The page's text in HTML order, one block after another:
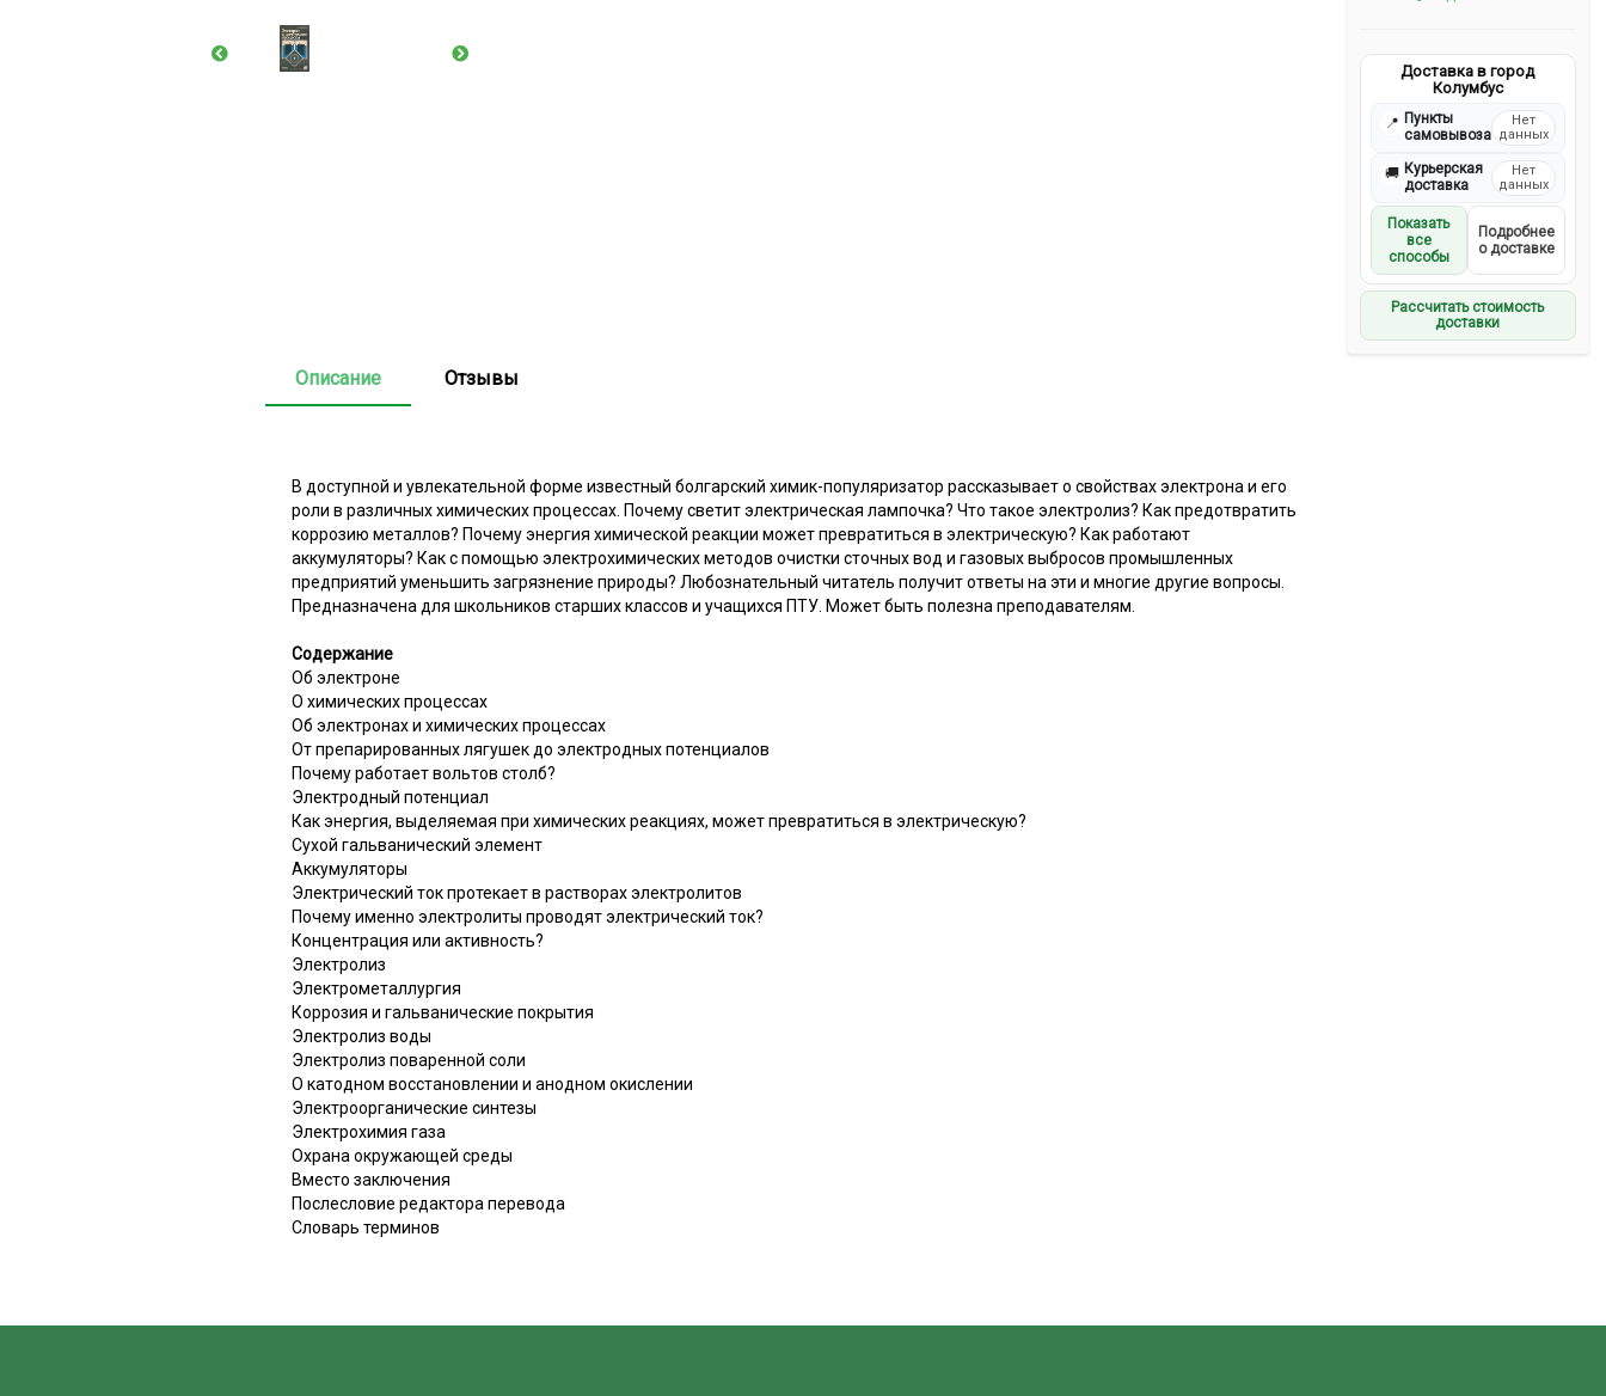
Доставка в город
Колумбус
📍 Пункты
самовывоза
Нет
данных
🚚 Курьерская
доставка
Нет
данных
Показать
все
способы
Подробнее
о доставке
Рассчитать стоимость
доставки
Описание Отзывы
В доступной и увлекательной форме известный болгарский химик-популяризатор рассказывает о свойствах электрона и его
роли в различных химических процессах. Почему светит электрическая лампочка? Что такое электролиз? Как предотвратить
коррозию металлов? Почему энергия химической реакции может превратиться в электрическую? Как работают
аккумуляторы? Как с помощью электрохимических методов очистки сточных вод и газовых выбросов промышленных
предприятий уменьшить загрязнение природы? Любознательный читатель получит ответы на эти и многие другие вопросы.
Предназначена для школьников старших классов и учащихся ПТУ. Может быть полезна преподавателям.
Содержание
Об электроне
О химических процессах
Об электронах и химических процессах
От препарированных лягушек до электродных потенциалов
Почему работает вольтов столб?
Электродный потенциал
Как энергия, выделяемая при химических реакциях, может превратиться в электрическую?
Сухой гальванический элемент
Аккумуляторы
Электрический ток протекает в растворах электролитов
Почему именно электролиты проводят электрический ток?
Концентрация или активность?
Электролиз
Электрометаллургия
Коррозия и гальванические покрытия
Электролиз воды
Электролиз поваренной соли
О катодном восстановлении и анодном окислении
Электроорганические синтезы
Электрохимия газа
Охрана окружающей среды
Вместо заключения
Послесловие редактора перевода
Словарь терминов